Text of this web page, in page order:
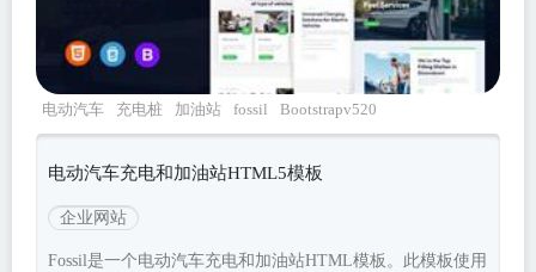
电动汽车 充电桩 加油站 fossil Bootstrapv520
电动汽车充电和加油站HTML5模板
企业网站
Fossil是一个电动汽车充电和加油站HTML模板。此模板使用